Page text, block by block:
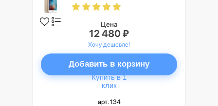
Цена
12 480 ₽
Хочу дешевле!
Добавить в корзину
Купить в 1
клик
арт. 134